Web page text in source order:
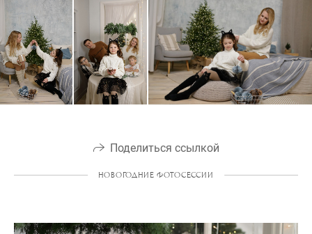
Поделиться ссылкой
НОВОГОДНИЕ ФОТОСЕССИИ